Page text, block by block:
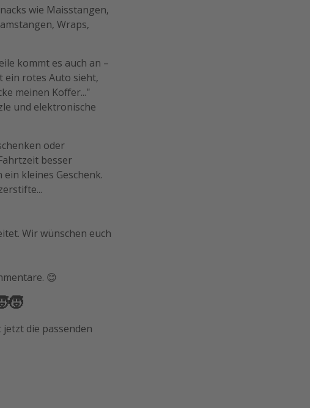
wie Maisstangen,
Wraps,
kommt es auch an –
ein rotes Auto sieht,
meinen Koffer..."
und elektronische
oder
besser
kleines Geschenk.
Wir wünschen euch
😊
die passenden